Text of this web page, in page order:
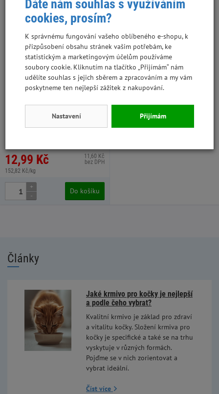
Brit Premium by Nature Cat
Delicate Fillets in Gravy with
12,99 Kč
152,82 Kč/kg
11,60 Kč
bez DPH
+
-
Do košíku
Články
Jaké krmivo pro kočky je nejlepší
a podle čeho vybrat?
Kvalitní krmivo je základ pro zdraví
a vitalitu kočky. Složení krmiva pro
kočky je specifické a také se na trhu
vyskytuje v různých formách.
Pojďme se v nich zorientovat a
vybrat ideální.
Číst více
Dáte nám souhlas s využíváním
cookies, prosím?
K správnému fungování vašeho oblíbeného e-shopu, k
přizpůsobení obsahu stránek vašim potřebám, ke
statistickým a marketingovým účelům používáme
soubory cookie. Kliknutím na tlačítko „Přijímám“ nám
udělíte souhlas s jejich sběrem a zpracováním a my vám
poskytneme ten nejlepší zážitek z nakupování.
Nastavení Přijímám